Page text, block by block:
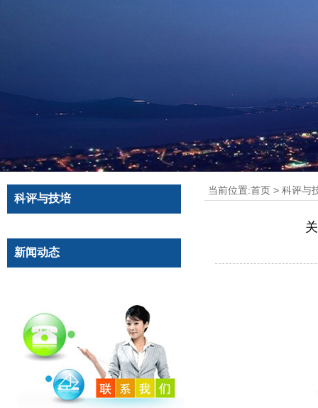
当前位置:首页 > 科评与
科评与技培
新闻动态